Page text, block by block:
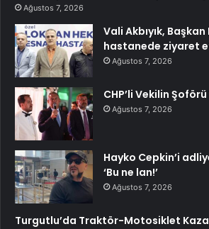
Ağustos 7, 2026
Vali Akbıyık, Başkan
hastanede ziyaret
Ağustos 7, 2026
CHP’li Vekilin
Ağustos 7, 2026
Hayko Cepkin’i
‘Bu ne lan!’
Ağustos 7, 2026
Turgutlu’da Traktör-Motosiklet